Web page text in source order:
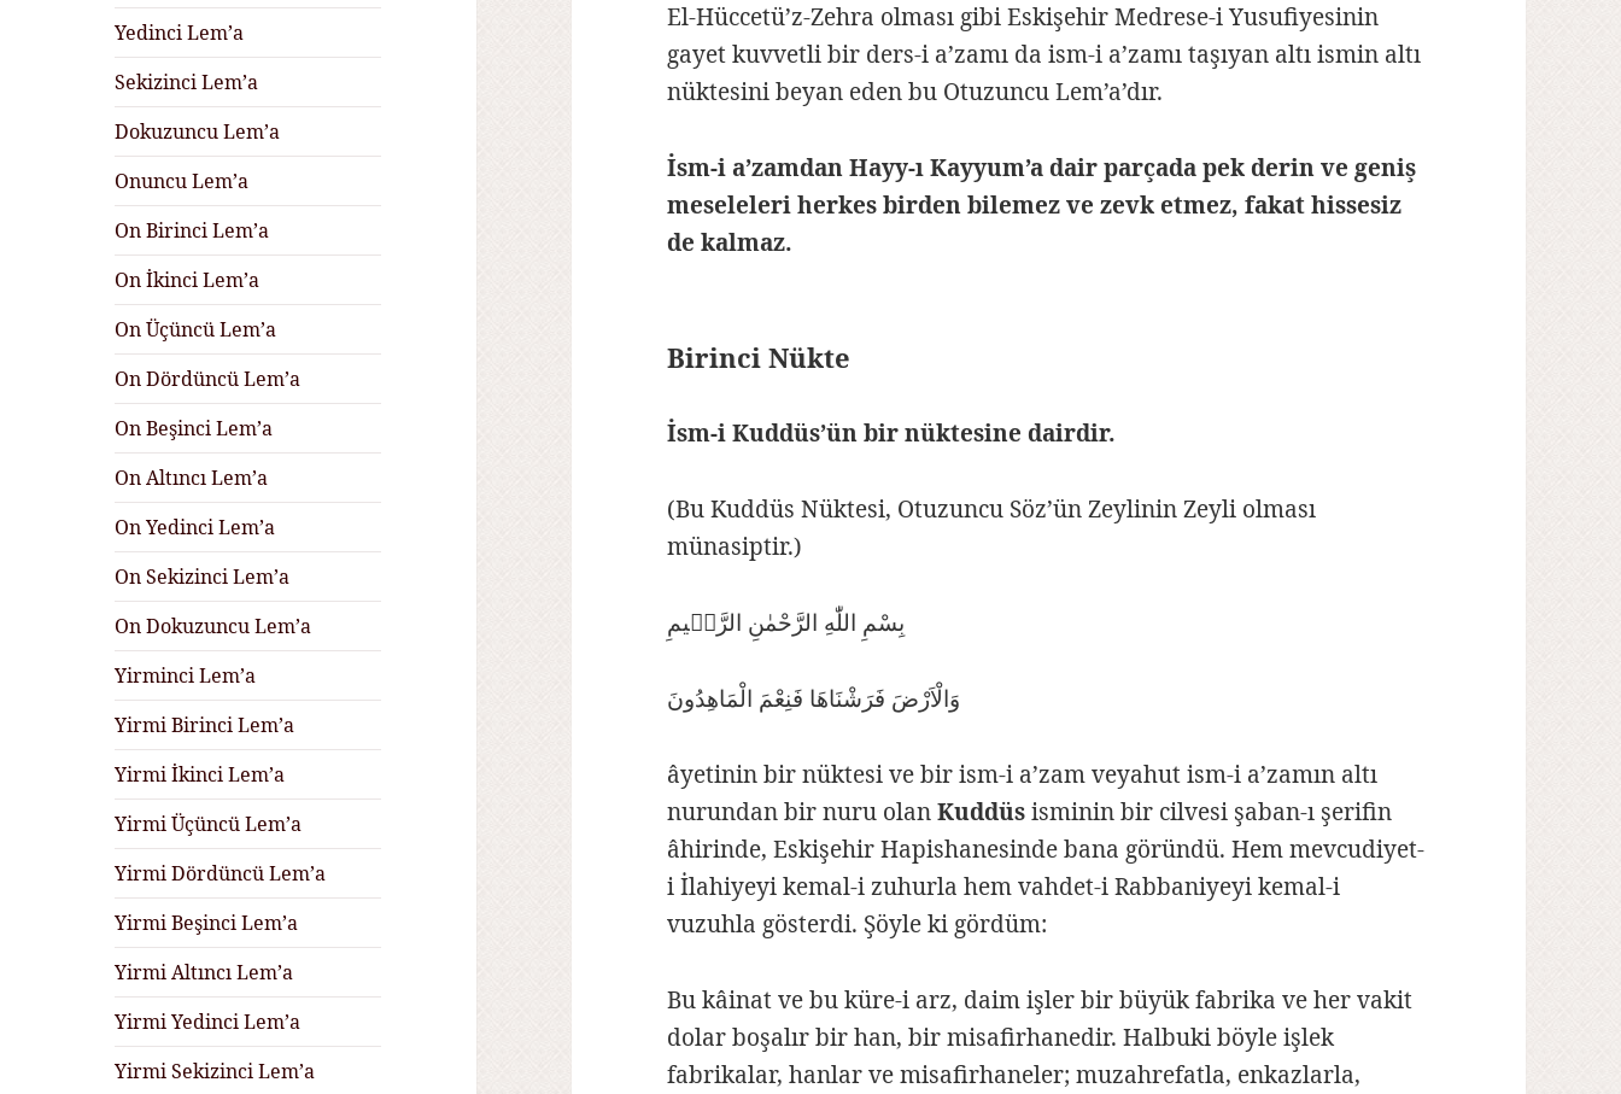
Yedinci Lem’a
Sekizinci Lem’a
Dokuzuncu Lem’a
Onuncu Lem’a
On Birinci Lem’a
On İkinci Lem’a
On Üçüncü Lem’a
On Dördüncü Lem’a
On Beşinci Lem’a
On Altıncı Lem’a
On Yedinci Lem’a
On Sekizinci Lem’a
On Dokuzuncu Lem’a
Yirminci Lem’a
Yirmi Birinci Lem’a
Yirmi İkinci Lem’a
Yirmi Üçüncü Lem’a
Yirmi Dördüncü Lem’a
Yirmi Beşinci Lem’a
Yirmi Altıncı Lem’a
Yirmi Yedinci Lem’a
Yirmi Sekizinci Lem’a
El-Hüccetü’z-Zehra olması gibi Eskişehir Medrese-i Yusufiyesinin
gayet kuvvetli bir ders-i a’zamı da ism-i a’zamı taşıyan altı ismin altı
nüktesini beyan eden bu Otuzuncu Lem’a’dır.
İsm-i a’zamdan Hayy-ı Kayyum’a dair parçada pek derin ve geniş
meseleleri herkes birden bilemez ve zevk etmez, fakat hissesiz
de kalmaz.
Birinci Nükte
İsm-i Kuddüs’ün bir nüktesine dairdir.
(Bu Kuddüs Nüktesi, Otuzuncu Söz’ün Zeylinin Zeyli olması
münasiptir.)
بِسْمِ اللّٰهِ الرَّحْمٰنِ الرَّحٖيمِ
وَالْاَرْضَ فَرَشْنَاهَا فَنِعْمَ الْمَاهِدُونَ
âyetinin bir nüktesi ve bir ism-i a’zam veyahut ism-i a’zamın altı
nurundan bir nuru olanKuddüsisminin bir cilvesi şaban-ı şerifin
âhirinde, Eskişehir Hapishanesinde bana göründü. Hem mevcudiyet-
i İlahiyeyi kemal-i zuhurla hem vahdet-i Rabbaniyeyi kemal-i
vuzuhla gösterdi. Şöyle ki gördüm:
Bu kâinat ve bu küre-i arz, daim işler bir büyük fabrika ve her vakit
dolar boşalır bir han, bir misafirhanedir. Halbuki böyle işlek
fabrikalar, hanlar ve misafirhaneler; muzahrefatla, enkazlarla,